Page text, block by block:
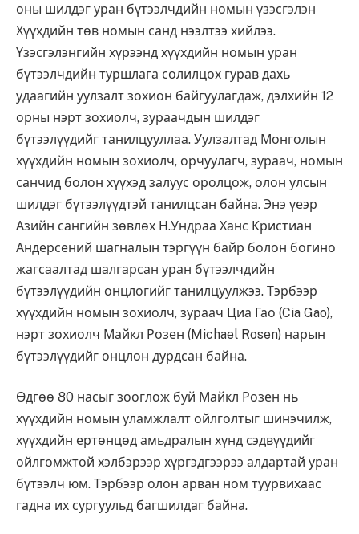
оны шилдэг уран бүтээлчдийн номын үзэсгэлэн
Хүүхдийн төв номын санд нээлтээ хийлээ.
Үзэсгэлэнгийн хүрээнд хүүхдийн номын уран
бүтээлчдийн туршлага солилцох гурав дахь
удаагийн уулзалт зохион байгуулагдаж, дэлхийн 12
орны нэрт зохиолч, зураачдын шилдэг
бүтээлүүдийг танилцууллаа. Уулзалтад Монголын
хүүхдийн номын зохиолч, орчуулагч, зураач, номын
санчид болон хүүхэд залуус оролцож, олон улсын
шилдэг бүтээлүүдтэй танилцсан байна. Энэ үеэр
Азийн сангийн зөвлөх Н.Ундраа Ханс Кристиан
Андерсений шагналын тэргүүн байр болон богино
жагсаалтад шалгарсан уран бүтээлчдийн
бүтээлүүдийн онцлогийг танилцуулжээ. Тэрбээр
хүүхдийн номын зохиолч, зураач Циа Гао (Cia Gao),
нэрт зохиолч Майкл Розен (Michael Rosen) нарын
бүтээлүүдийг онцлон дурдсан байна.
Өдгөө 80 насыг зооглож буй Майкл Розен нь
хүүхдийн номын уламжлалт ойлголтыг шинэчилж,
хүүхдийн ертөнцөд амьдралын хүнд сэдвүүдийг
ойлгомжтой хэлбэрээр хүргэдгээрээ алдартай уран
бүтээлч юм. Тэрбээр олон арван ном туурвихаас
гадна их сургуульд багшилдаг байна.